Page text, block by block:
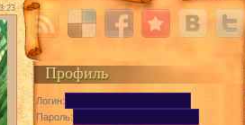
Профиль
Логин:
Пароль: